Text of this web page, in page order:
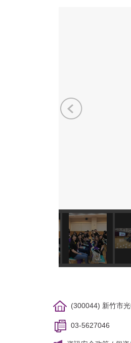
(300044) 新竹市
03-5627046